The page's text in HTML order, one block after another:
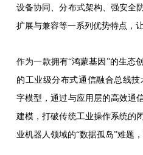
设备协同、分布式架构、强安全
扩展与兼容等一系列优势特点，
作为一款拥有“鸿蒙基因”的生态
的工业级分布式通信融合总线
字模型，通过与应用层的高效通
建模，打破传统工业操作系统的
业机器人领域的“数据孤岛”难题